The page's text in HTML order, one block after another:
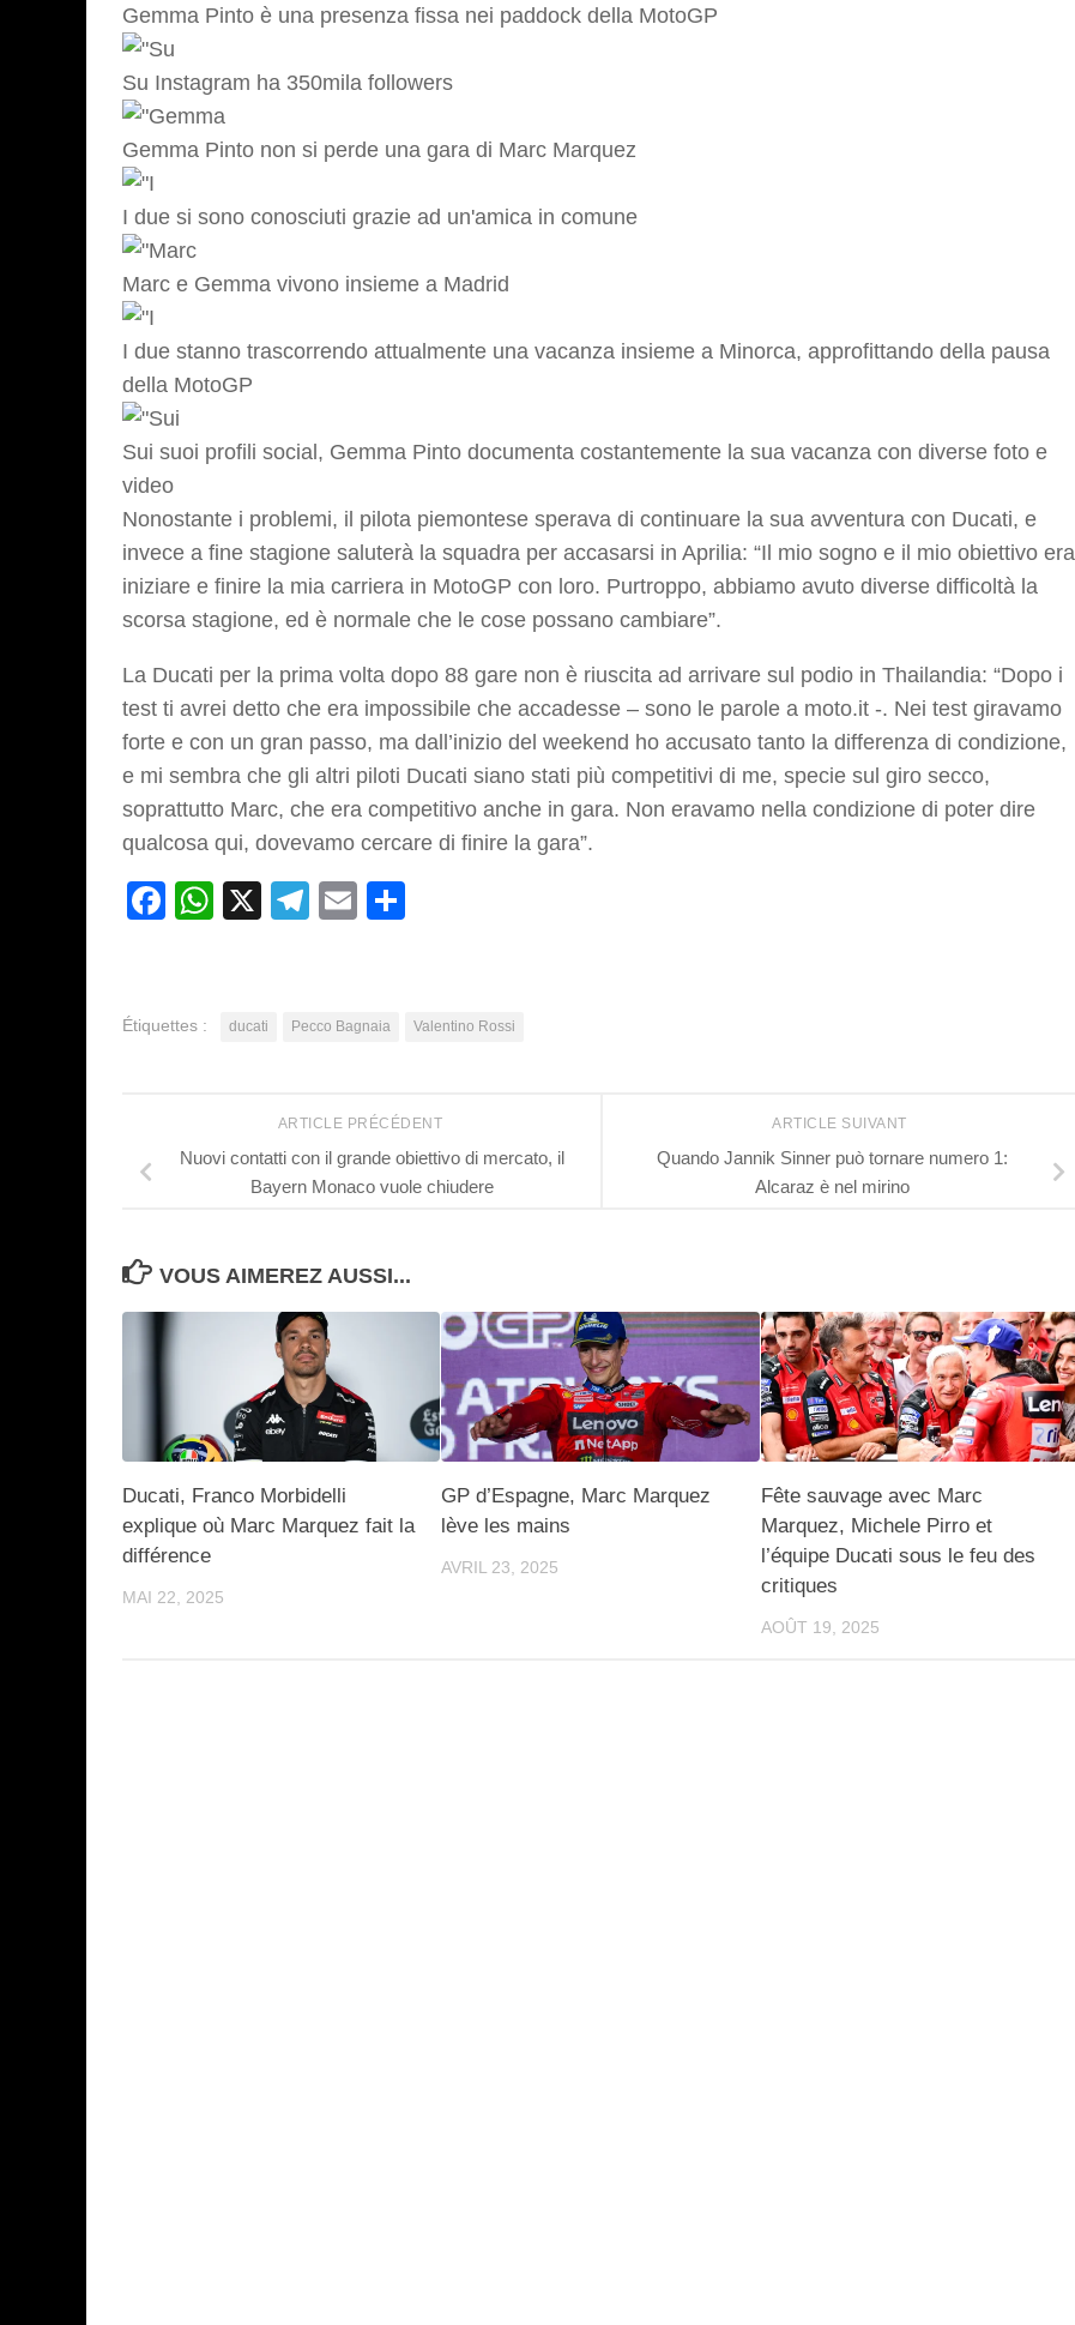
Gemma Pinto è una presenza fissa nei paddock della MotoGP
Su Instagram ha 350mila followers
Gemma Pinto non si perde una gara di Marc Marquez
I due si sono conosciuti grazie ad un'amica in comune
Marc e Gemma vivono insieme a Madrid
I due stanno trascorrendo attualmente una vacanza insieme a Minorca, approfittando della pausa
della MotoGP
Sui suoi profili social, Gemma Pinto documenta costantemente la sua vacanza con diverse foto e
video
Nonostante i problemi, il pilota piemontese sperava di continuare la sua avventura con Ducati, e
invece a fine stagione saluterà la squadra per accasarsi in Aprilia: “Il mio sogno e il mio obiettivo era
iniziare e finire la mia carriera in MotoGP con loro. Purtroppo, abbiamo avuto diverse difficoltà la
scorsa stagione, ed è normale che le cose possano cambiare”.
La Ducati per la prima volta dopo 88 gare non è riuscita ad arrivare sul podio in Thailandia: “Dopo i
test ti avrei detto che era impossibile che accadesse – sono le parole a moto.it -. Nei test giravamo
forte e con un gran passo, ma dall’inizio del weekend ho accusato tanto la differenza di condizione,
e mi sembra che gli altri piloti Ducati siano stati più competitivi di me, specie sul giro secco,
soprattutto Marc, che era competitivo anche in gara. Non eravamo nella condizione di poter dire
qualcosa qui, dovevamo cercare di finire la gara”.
Facebook
WhatsApp
X Telegram
Email
Étiquettes : ducati Pecco Bagnaia Valentino Rossi
ARTICLE SUIVANT
Quando Jannik Sinner può tornare numero 1:
Alcaraz è nel mirino
ARTICLE PRÉCÉDENT
Nuovi contatti con il grande obiettivo di mercato, il
Bayern Monaco vuole chiudere
VOUS AIMEREZ AUSSI...
Ducati, Franco Morbidelli
explique où Marc Marquez fait la
différence
MAI 22, 2025
GP d’Espagne, Marc Marquez
lève les mains
AVRIL 23, 2025
Fête sauvage avec Marc
Marquez, Michele Pirro et
l’équipe Ducati sous le feu des
critiques
AOÛT 19, 2025